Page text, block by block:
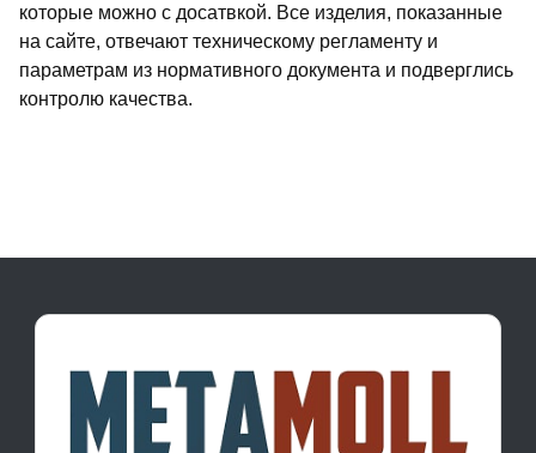
которые можно с досатвкой. Все изделия, показанные
на сайте, отвечают техническому регламенту и
параметрам из нормативного документа и подверглись
контролю качества.